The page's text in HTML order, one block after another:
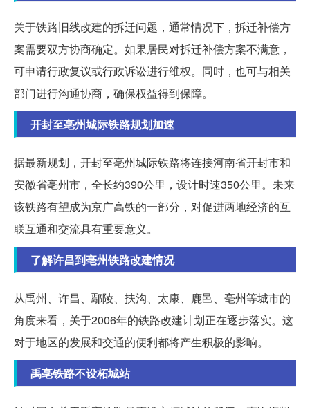
关于铁路旧线改建的拆迁问题，通常情况下，拆迁补偿方
案需要双方协商确定。如果居民对拆迁补偿方案不满意，
可申请行政复议或行政诉讼进行维权。同时，也可与相关
部门进行沟通协商，确保权益得到保障。
开封至亳州城际铁路规划加速
据最新规划，开封至亳州城际铁路将连接河南省开封市和
安徽省亳州市，全长约390公里，设计时速350公里。未来
该铁路有望成为京广高铁的一部分，对促进两地经济的互
联互通和交流具有重要意义。
了解许昌到亳州铁路改建情况
从禹州、许昌、鄢陵、扶沟、太康、鹿邑、亳州等城市的
角度来看，关于2006年的铁路改建计划正在逐步落实。这
对于地区的发展和交通的便利都将产生积极的影响。
禹亳铁路不设柘城站